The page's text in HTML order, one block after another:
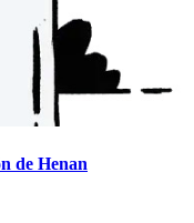
de Henan